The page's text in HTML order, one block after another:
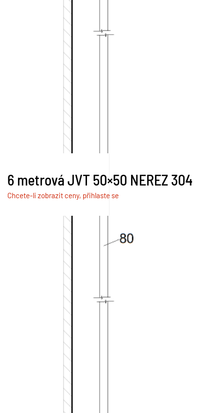
6 metrová JVT 50×50 NEREZ 304
Chcete-li zobrazit ceny, přihlaste se